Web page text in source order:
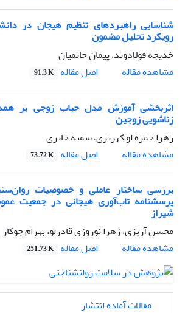
رویکرد تحلیل مضمون
خدیجه فولادوند، پیمان حاتمیان
مشاهده مقاله
اصل مقاله 91.3 K
اثربخشی آموزش مدل حباب زوجی بر
زناشویی زوجین
زهرا حمزه لو کهریزی، سمیه جابری
مشاهده مقاله
اصل مقاله 73.72 K
بررسی ساختار عاملی و خصوصیات
پرسشنامه تاب‌آوری هیجانی در جمعیت
شیراز
محسن آربزی، زهرا نوروزی قادرلو، بهرام جوکار
مشاهده مقاله
اصل مقاله 251.73 K
مقالات آماده انتشار